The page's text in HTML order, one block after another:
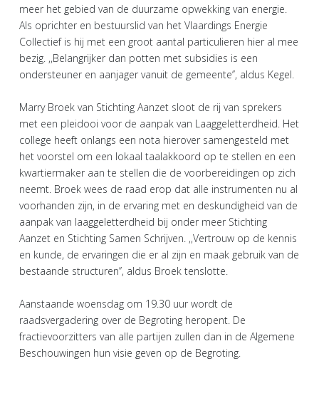
meer het gebied van de duurzame opwekking van energie.
Als oprichter en bestuurslid van het Vlaardings Energie
Collectief is hij met een groot aantal particulieren hier al mee
bezig. ,,Belangrijker dan potten met subsidies is een
ondersteuner en aanjager vanuit de gemeente’’, aldus Kegel.
Marry Broek van Stichting Aanzet sloot de rij van sprekers
met een pleidooi voor de aanpak van Laaggeletterdheid. Het
college heeft onlangs een nota hierover samengesteld met
het voorstel om een lokaal taalakkoord op te stellen en een
kwartiermaker aan te stellen die de voorbereidingen op zich
neemt. Broek wees de raad erop dat alle instrumenten nu al
voorhanden zijn, in de ervaring met en deskundigheid van de
aanpak van laaggeletterdheid bij onder meer Stichting
Aanzet en Stichting Samen Schrijven. ,,Vertrouw op de kennis
en kunde, de ervaringen die er al zijn en maak gebruik van de
bestaande structuren’’, aldus Broek tenslotte.
Aanstaande woensdag om 19.30 uur wordt de
raadsvergadering over de Begroting heropent. De
fractievoorzitters van alle partijen zullen dan in de Algemene
Beschouwingen hun visie geven op de Begroting.